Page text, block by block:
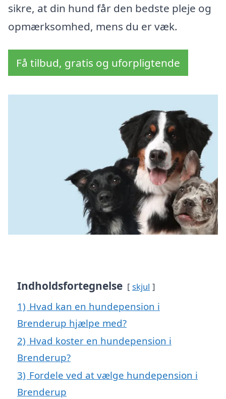
sikre, at din hund får den bedste pleje og
opmærksomhed, mens du er væk.
Få tilbud, gratis og uforpligtende
Indholdsfortegnelse skjul
1) Hvad kan en hundepension i
Brenderup hjælpe med?
2) Hvad koster en hundepension i
Brenderup?
3) Fordele ved at vælge hundepension i
Brenderup